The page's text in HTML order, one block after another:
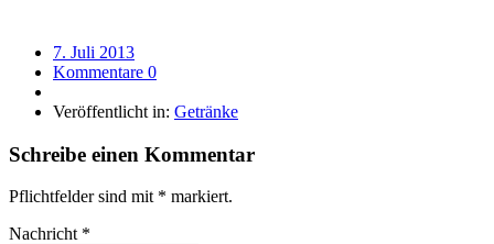
7. Juli 2013
Kommentare 0
Veröffentlicht in: Getränke
Schreibe einen Kommentar
Pflichtfelder sind mit * markiert.
Nachricht *